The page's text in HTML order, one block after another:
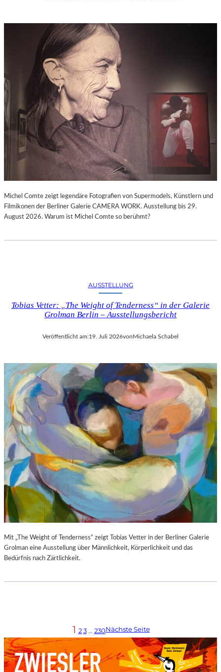
Michel Comte zeigt legendäre Fotografien von Supermodels, Künstlern und
Filmikonen der Berliner Galerie CAMERA WORK. Ausstellung bis 29.
August 2026. Warum ist Michel Comte so berühmt?
AUSSTELLUNG
Tobias Vetter: „The Weight of Tenderness“ in der Galerie
Grolman Berlin – Ausstellungsbericht
Veröffentlicht am:19. Juli 2026vonMichaela Schabel
Mit „The Weight of Tenderness“ zeigt Tobias Vetter in der Berliner Galerie
Grolman eine Ausstellung über Männlichkeit, Körperlichkeit und das
Bedürfnis nach Zärtlichkeit.
1 2 3 … 230Nächste Seite